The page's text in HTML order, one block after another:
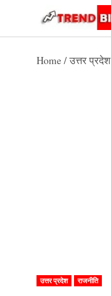
content
Home /उत्तर प्रदेश
POSTED
IN
उत्तर प्रदेश राजनीति